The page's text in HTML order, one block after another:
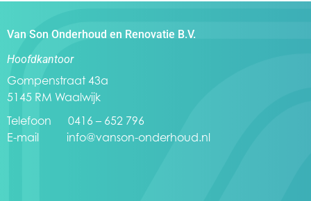
Van Son Onderhoud en Renovatie B.V.
Hoofdkantoor
Gompenstraat 43a
5145 RM Waalwijk
Telefoon 0416 – 652 796
E-mail info@vanson-onderhoud.nl